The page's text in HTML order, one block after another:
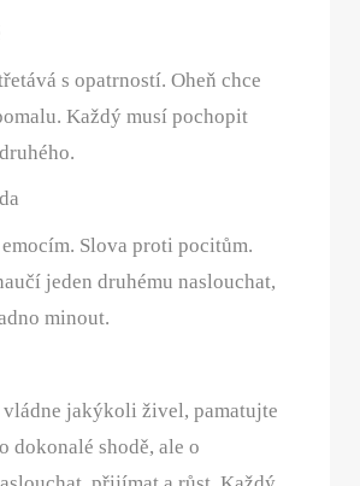
s opatrností. Oheň chce
Každý musí pochopit
Slova proti pocitům.
jeden druhému naslouchat,
minout.
jakýkoli živel, pamatujte
dokonalé shodě, ale o